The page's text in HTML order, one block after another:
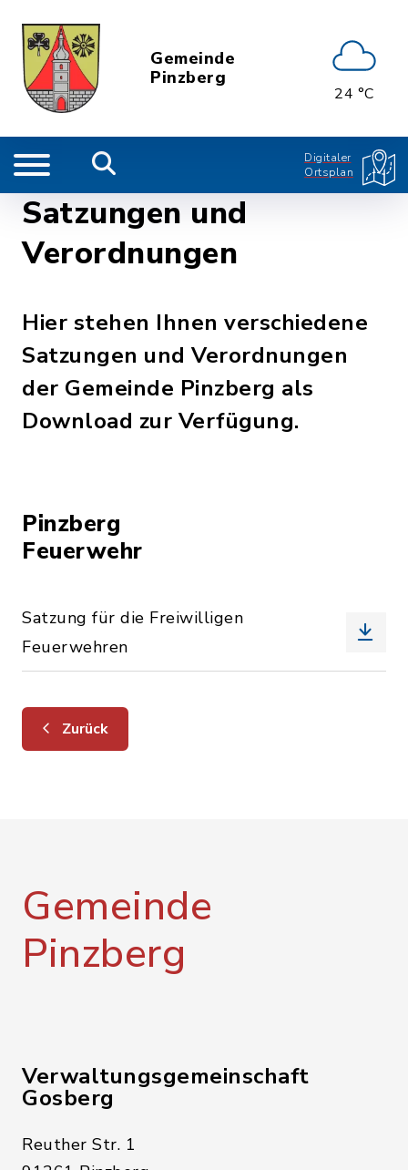
Gemeinde
Pinzberg
24 °C
Digitaler
Ortsplan
Satzungen und
Verordnungen
Hier stehen Ihnen verschiedene
Satzungen und Verordnungen
der Gemeinde Pinzberg als
Download zur Verfügung.
Pinzberg
Feuerwehr
Satzung für die Freiwilligen
Feuerwehren
Zurück
Gemeinde
Pinzberg
Verwaltungsgemeinschaft
Gosberg
Reuther Str. 1